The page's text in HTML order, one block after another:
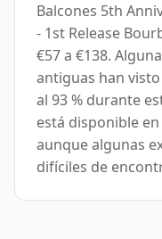
Balcones 5th
- 1st Release
€57 a €138.
antiguas han
al 93 % durante
está disponible
aunque algunas
difíciles de